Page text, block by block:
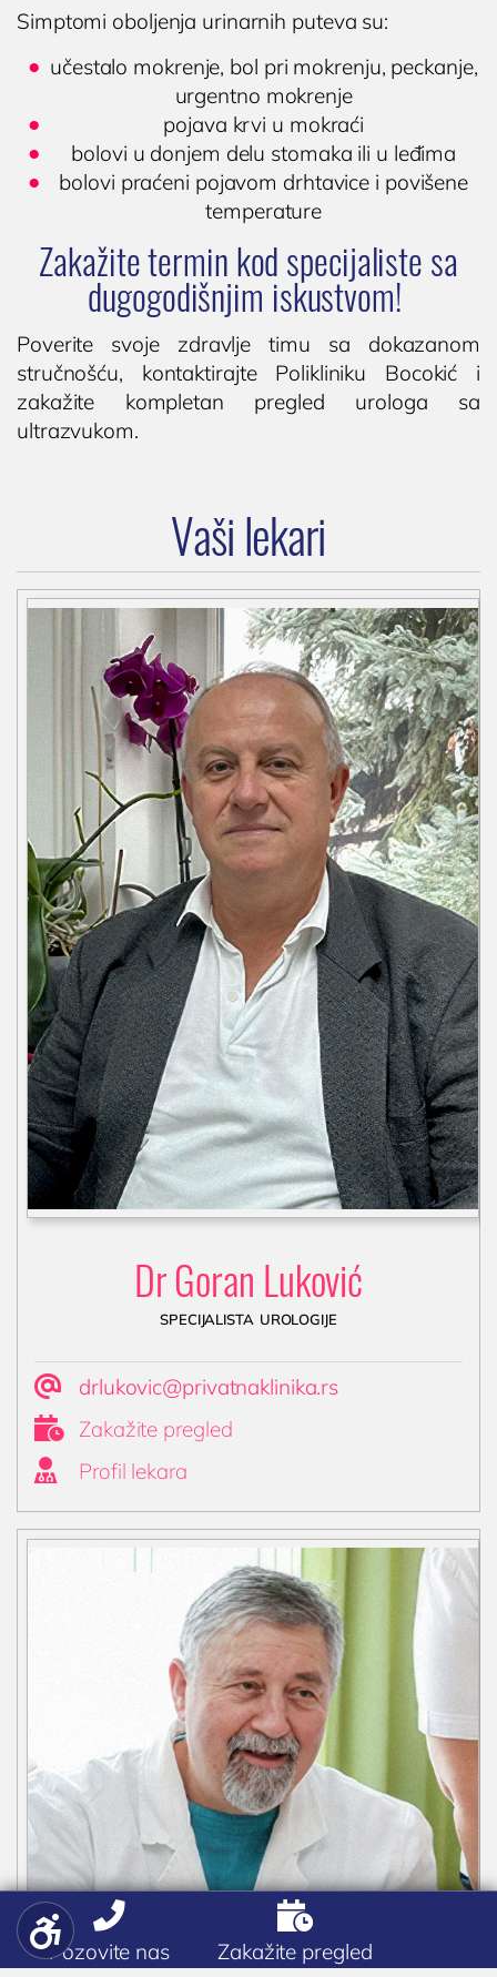
Simptomi oboljenja urinarnih puteva su:
učestalo mokrenje, bol pri mokrenju, peckanje,
urgentno mokrenje
pojava krvi u mokraći
bolovi u donjem delu stomaka ili u leđima
bolovi praćeni pojavom drhtavice i povišene
temperature
Zakažite termin kod specijaliste sa
dugogodišnjim iskustvom!
Poverite svoje zdravlje timu sa dokazanom
stručnošću, kontaktirajte Polikliniku Bocokić i
zakažite kompletan pregled urologa sa
ultrazvukom.
Vaši lekari
Dr Goran Luković
specijalista urologije

drlukovic@privatnaklinika.rs
 Zakažite pregled

Profil lekara

Pozovite nas

Zakažite pregled